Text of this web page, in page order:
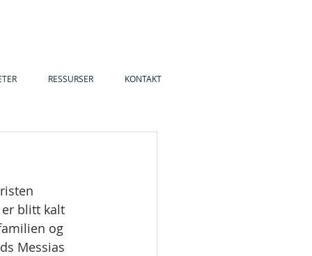
RESSURSER KONTAKT
blitt kalt
og
Messias